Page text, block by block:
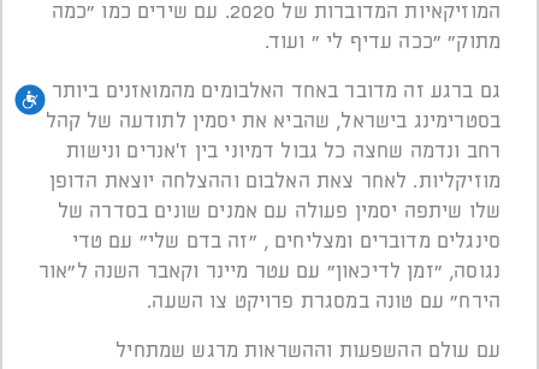
המוזיקאיות המדוברות של 2020. עם שירים כמו "כמה
מתוק" "ככה עדיף לי " ועוד.
גם ברגע זה מדובר באחד האלבומים מהמואזנים ביותר
בסטרימינג בישראל, שהביא את יסמין לתודעה של קהל
רחב ונדמה שחצה כל גבול דמיוני בין ז'אנרים ונישות
מוזיקליות. לאחר צאת האלבום וההצלחה יוצאת הדופן
שלו שיתפה יסמין פעולה עם אמנים שונים בסדרה של
סינגלים מדוברים ומצליחים , "זה בדם שלי" עם טדי
נגוסה, "זמן לדיכאון" עם עטר מיינר וקאבר השנה ל"אור
הירח" עם טונה במסגרת פרויקט צו השעה.
עם עולם ההשפעות וההשראות מרגש שמתחיל